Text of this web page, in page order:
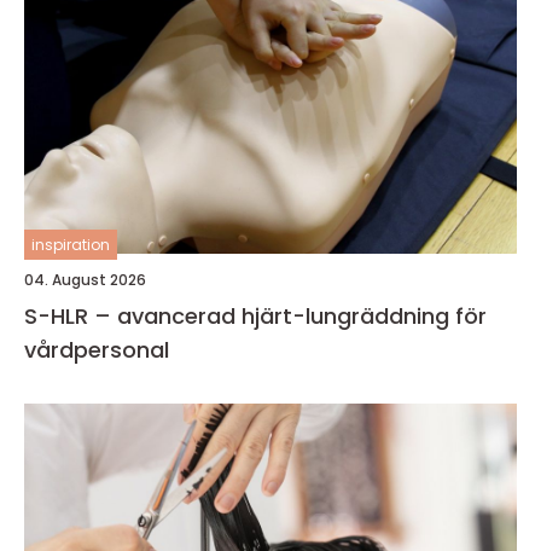
inspiration
04. August 2026
S-HLR – avancerad hjärt-lungräddning för
vårdpersonal